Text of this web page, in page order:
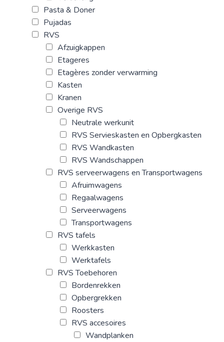
Pasta & Doner
Pujadas
RVS
Afzuigkappen
Etageres
Etagères zonder verwarming
Kasten
Kranen
Overige RVS
Neutrale werkunit
RVS Servieskasten en Opbergkasten
RVS Wandkasten
RVS Wandschappen
RVS serveerwagens en Transportwagens
Afruimwagens
Regaalwagens
Serveerwagens
Transportwagens
RVS tafels
Werkkasten
Werktafels
RVS Toebehoren
Bordenrekken
Opbergrekken
Roosters
RVS accesoires
Wandplanken